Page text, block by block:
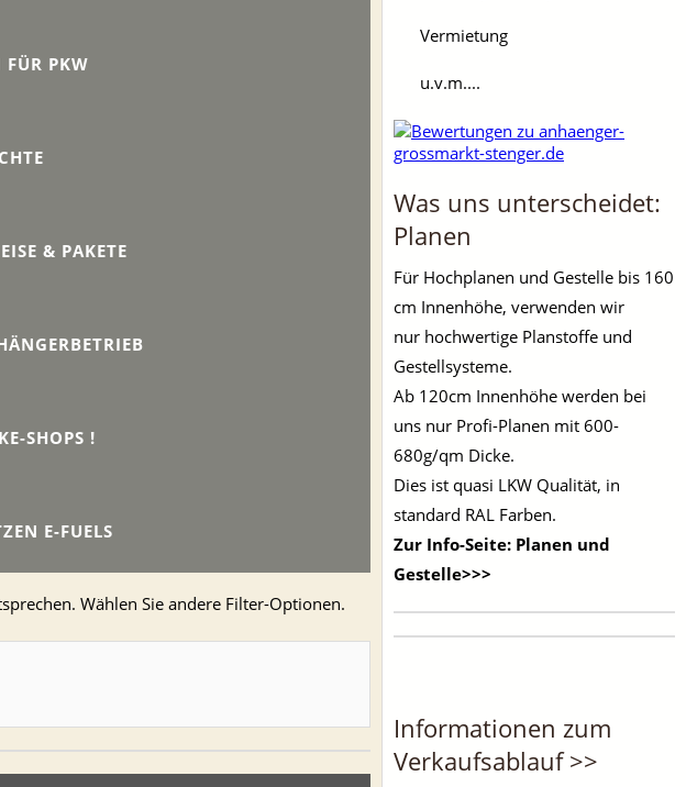
FÜR PKW
& PAKETE
SHOPS !
E-FUELS
Wählen Sie andere Filter-Optionen.
Vermietung
u.v.m....
Was uns unterscheidet:
Planen
Für Hochplanen und Gestelle bis 160
cm Innenhöhe, verwenden wir
nur hochwertige Planstoffe und
Gestellsysteme.
Ab 120cm Innenhöhe werden bei
uns nur Profi-Planen mit 600-
680g/qm Dicke.
Dies ist quasi LKW Qualität, in
standard RAL Farben.
Zur Info-Seite: Planen und
Gestelle>>>
Informationen zum
Verkaufsablauf >>